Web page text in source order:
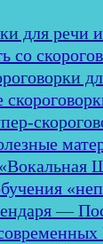
для речи
со
—